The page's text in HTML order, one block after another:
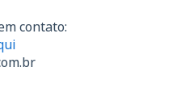
contato: